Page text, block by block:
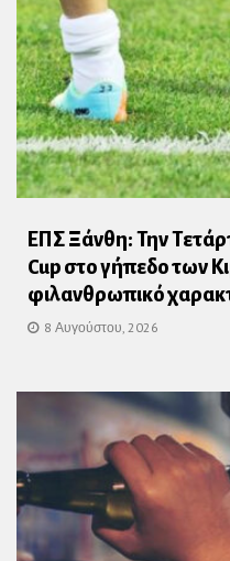
ΕΠΣ Ξάνθη: Την
Cup στο γήπεδο των
φιλανθρωπικό
8 Αυγούστου, 2026